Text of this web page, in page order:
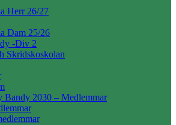
Herr 26/27
Dam 25/26
-Div 2
Skridskoskolan
Bandy 2030 – Medlemmar